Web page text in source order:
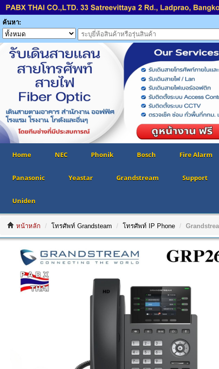
ค้นหา:
Home NEC Phonik Bosch Fire Alarm
Panasonic Yeastar Grandstream Support
Uniden
หน้าหลัก โทรศัพท์ Grandsteam โทรศัพท์ IP Phone